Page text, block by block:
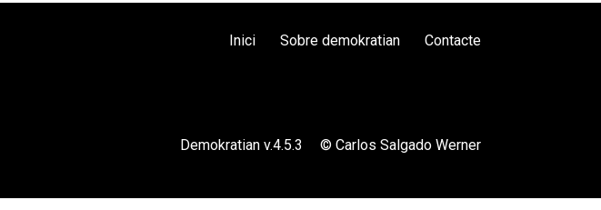
Inici Sobre demokratian Contacte
Demokratian v.4.5.3 © Carlos Salgado Werner